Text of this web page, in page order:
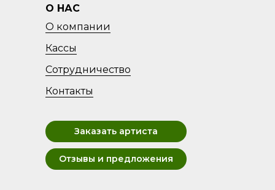
О НАС
О компании
Кассы
Сотрудничество
Контакты
Заказать артиста
Отзывы и предложения